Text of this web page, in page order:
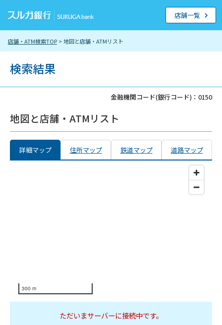
店舗・ATM検索TOP > 地図と店舗・ATMリスト
店舗一覧
検索結果
金融機関コード(銀行コード)：0150
地図と店舗・ATMリスト
詳細マップ 住所マップ 鉄道マップ 道路マップ
300 m
ただいまサーバーに接続中です。